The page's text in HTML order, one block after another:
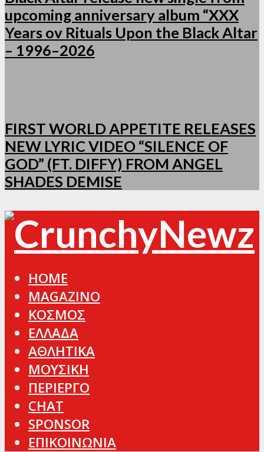
upcoming anniversary album “XXX
Years ov Rituals Upon the Black Altar
– 1996–2026
FIRST WORLD APPETITE RELEASES
NEW LYRIC VIDEO “SILENCE OF
GOD” (FT. DIFFY) FROM ANGEL
SHADES DEMISE
HOME
MAGAZINO
ΚΟΣΜΟΣ
ΕΛΛΑΔΑ
ΑΘΛΗΤΙΚΑ
ΜΟΥΣΙΚΗ
ΠΕΡΙΕΡΓΟ
CHAT
SPONSOR
ΕΠΙΚΟΙΝΩΝΙΑ